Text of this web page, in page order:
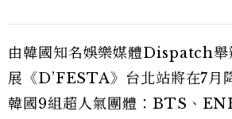
由韓國知名娛樂媒體Dispatch
展《D’FESTA》台北站將在7月
韓國9組超人氣團體：BTS、